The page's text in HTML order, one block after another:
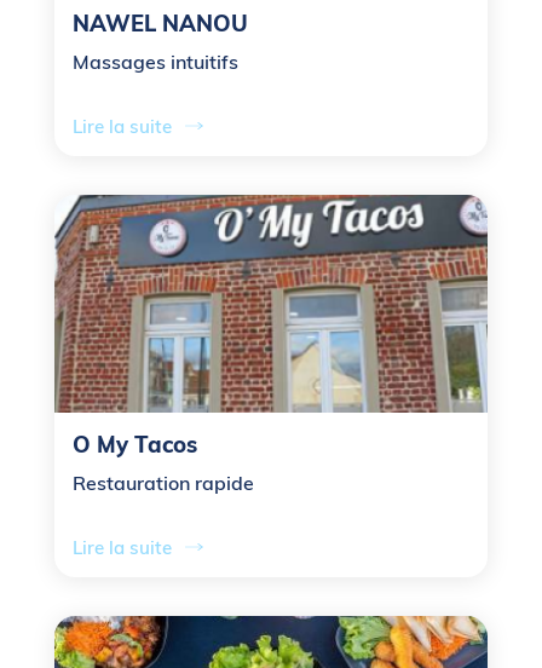
NAWEL NANOU
Massages intuitifs
Lire la suite
O My Tacos
Restauration rapide
Lire la suite